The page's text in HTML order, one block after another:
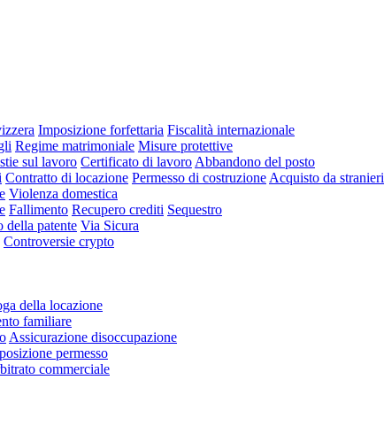
Imposizione forfettaria Fiscalità internazionale
Regime matrimoniale Misure protettive
sul lavoro Certificato di lavoro Abbandono del posto
Contratto di locazione Permesso di costruzione Acquisto da stranieri
Violenza domestica
Fallimento Recupero crediti Sequestro
della patente Via Sicura
Controversie crypto
della locazione
familiare
Assicurazione disoccupazione
permesso
commerciale